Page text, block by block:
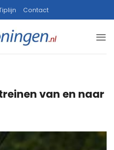
Contact
van en naar